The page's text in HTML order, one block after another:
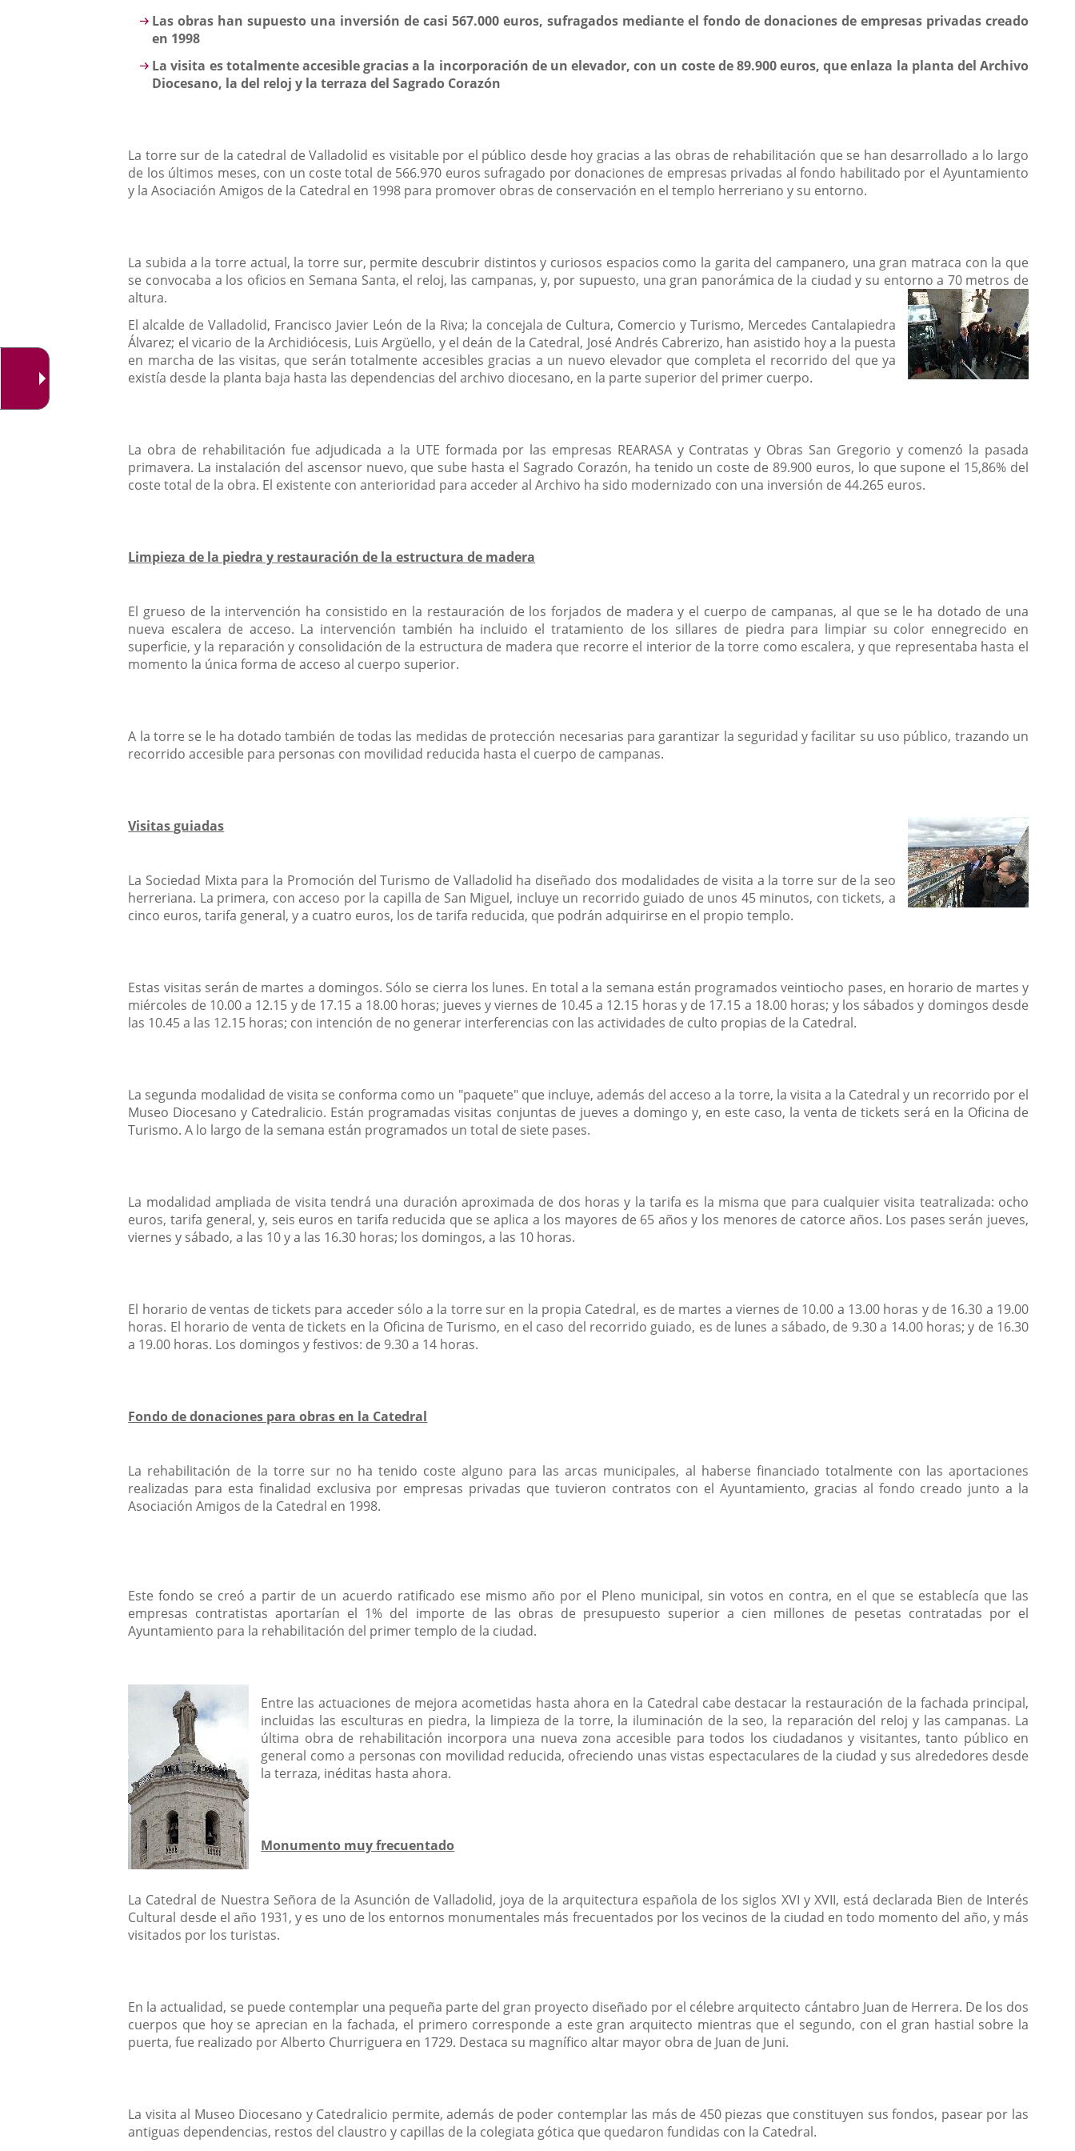
aplicaciónDescripción
Las obras han supuesto una inversión de casi 567.000 euros, sufragados mediante el fondo de donaciones de empresas privadas creado
en 1998
La visita es totalmente accesible gracias a la incorporación de un elevador, con un coste de 89.900 euros, que enlaza la planta del Archivo
Diocesano, la del reloj y la terraza del Sagrado Corazón
La torre sur de la catedral de Valladolid es visitable por el público desde hoy gracias a las obras de rehabilitación que se han desarrollado a lo largo
de los últimos meses, con un coste total de 566.970 euros sufragado por donaciones de empresas privadas al fondo habilitado por el Ayuntamiento
y la Asociación Amigos de la Catedral en 1998 para promover obras de conservación en el templo herreriano y su entorno.
La subida a la torre actual, la torre sur, permite descubrir distintos y curiosos espacios como la garita del campanero, una gran matraca con la que
se convocaba a los oficios en Semana Santa, el reloj, las campanas, y, por supuesto, una gran panorámica de la ciudad y su entorno a 70 metros de
altura.
El alcalde de Valladolid, Francisco Javier León de la Riva; la concejala de Cultura, Comercio y Turismo, Mercedes Cantalapiedra
Álvarez; el vicario de la Archidiócesis, Luis Argüello, y el deán de la Catedral, José Andrés Cabrerizo, han asistido hoy a la puesta
en marcha de las visitas, que serán totalmente accesibles gracias a un nuevo elevador que completa el recorrido del que ya
existía desde la planta baja hasta las dependencias del archivo diocesano, en la parte superior del primer cuerpo.
La obra de rehabilitación fue adjudicada a la UTE formada por las empresas REARASA y Contratas y Obras San Gregorio y comenzó la pasada
primavera. La instalación del ascensor nuevo, que sube hasta el Sagrado Corazón, ha tenido un coste de 89.900 euros, lo que supone el 15,86% del
coste total de la obra. El existente con anterioridad para acceder al Archivo ha sido modernizado con una inversión de 44.265 euros.
Limpieza de la piedra y restauración de la estructura de madera
El grueso de la intervención ha consistido en la restauración de los forjados de madera y el cuerpo de campanas, al que se le ha dotado de una
nueva escalera de acceso. La intervención también ha incluido el tratamiento de los sillares de piedra para limpiar su color ennegrecido en
superficie, y la reparación y consolidación de la estructura de madera que recorre el interior de la torre como escalera, y que representaba hasta el
momento la única forma de acceso al cuerpo superior.
A la torre se le ha dotado también de todas las medidas de protección necesarias para garantizar la seguridad y facilitar su uso público, trazando un
recorrido accesible para personas con movilidad reducida hasta el cuerpo de campanas.
Visitas guiadas
La Sociedad Mixta para la Promoción del Turismo de Valladolid ha diseñado dos modalidades de visita a la torre sur de la seo
herreriana. La primera, con acceso por la capilla de San Miguel, incluye un recorrido guiado de unos 45 minutos, con tickets, a
cinco euros, tarifa general, y a cuatro euros, los de tarifa reducida, que podrán adquirirse en el propio templo.
Estas visitas serán de martes a domingos. Sólo se cierra los lunes. En total a la semana están programados veintiocho pases, en horario de martes y
miércoles de 10.00 a 12.15 y de 17.15 a 18.00 horas; jueves y viernes de 10.45 a 12.15 horas y de 17.15 a 18.00 horas; y los sábados y domingos desde
las 10.45 a las 12.15 horas; con intención de no generar interferencias con las actividades de culto propias de la Catedral.
La segunda modalidad de visita se conforma como un "paquete" que incluye, además del acceso a la torre, la visita a la Catedral y un recorrido por el
Museo Diocesano y Catedralicio. Están programadas visitas conjuntas de jueves a domingo y, en este caso, la venta de tickets será en la Oficina de
Turismo. A lo largo de la semana están programados un total de siete pases.
La modalidad ampliada de visita tendrá una duración aproximada de dos horas y la tarifa es la misma que para cualquier visita teatralizada: ocho
euros, tarifa general, y, seis euros en tarifa reducida que se aplica a los mayores de 65 años y los menores de catorce años. Los pases serán jueves,
viernes y sábado, a las 10 y a las 16.30 horas; los domingos, a las 10 horas.
El horario de ventas de tickets para acceder sólo a la torre sur en la propia Catedral, es de martes a viernes de 10.00 a 13.00 horas y de 16.30 a 19.00
horas. El horario de venta de tickets en la Oficina de Turismo, en el caso del recorrido guiado, es de lunes a sábado, de 9.30 a 14.00 horas; y de 16.30
a 19.00 horas. Los domingos y festivos: de 9.30 a 14 horas.
Fondo de donaciones para obras en la Catedral
La rehabilitación de la torre sur no ha tenido coste alguno para las arcas municipales, al haberse financiado totalmente con las aportaciones
realizadas para esta finalidad exclusiva por empresas privadas que tuvieron contratos con el Ayuntamiento, gracias al fondo creado junto a la
Asociación Amigos de la Catedral en 1998.
Este fondo se creó a partir de un acuerdo ratificado ese mismo año por el Pleno municipal, sin votos en contra, en el que se establecía que las
empresas contratistas aportarían el 1% del importe de las obras de presupuesto superior a cien millones de pesetas contratadas por el
Ayuntamiento para la rehabilitación del primer templo de la ciudad.
Entre las actuaciones de mejora acometidas hasta ahora en la Catedral cabe destacar la restauración de la fachada principal,
incluidas las esculturas en piedra, la limpieza de la torre, la iluminación de la seo, la reparación del reloj y las campanas. La
última obra de rehabilitación incorpora una nueva zona accesible para todos los ciudadanos y visitantes, tanto público en
general como a personas con movilidad reducida, ofreciendo unas vistas espectaculares de la ciudad y sus alrededores desde
la terraza, inéditas hasta ahora.
Monumento muy frecuentado
La Catedral de Nuestra Señora de la Asunción de Valladolid, joya de la arquitectura española de los siglos XVI y XVII, está declarada Bien de Interés
Cultural desde el año 1931, y es uno de los entornos monumentales más frecuentados por los vecinos de la ciudad en todo momento del año, y más
visitados por los turistas.
En la actualidad, se puede contemplar una pequeña parte del gran proyecto diseñado por el célebre arquitecto cántabro Juan de Herrera. De los dos
cuerpos que hoy se aprecian en la fachada, el primero corresponde a este gran arquitecto mientras que el segundo, con el gran hastial sobre la
puerta, fue realizado por Alberto Churriguera en 1729. Destaca su magnífico altar mayor obra de Juan de Juni.
La visita al Museo Diocesano y Catedralicio permite, además de poder contemplar las más de 450 piezas que constituyen sus fondos, pasear por las
antiguas dependencias, restos del claustro y capillas de la colegiata gótica que quedaron fundidas con la Catedral.